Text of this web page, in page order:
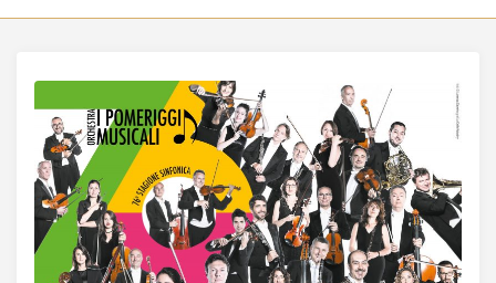
Negozi del Vittoriale
Orari di apertura e prezzi
Acquista Biglietti
Contatti